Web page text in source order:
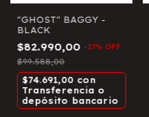
"GHOST" BAGGY -
BLACK
$82.990,00 -17% OFF
$99.588,00
$74.691,00 con
Transferencia o
depósito bancario